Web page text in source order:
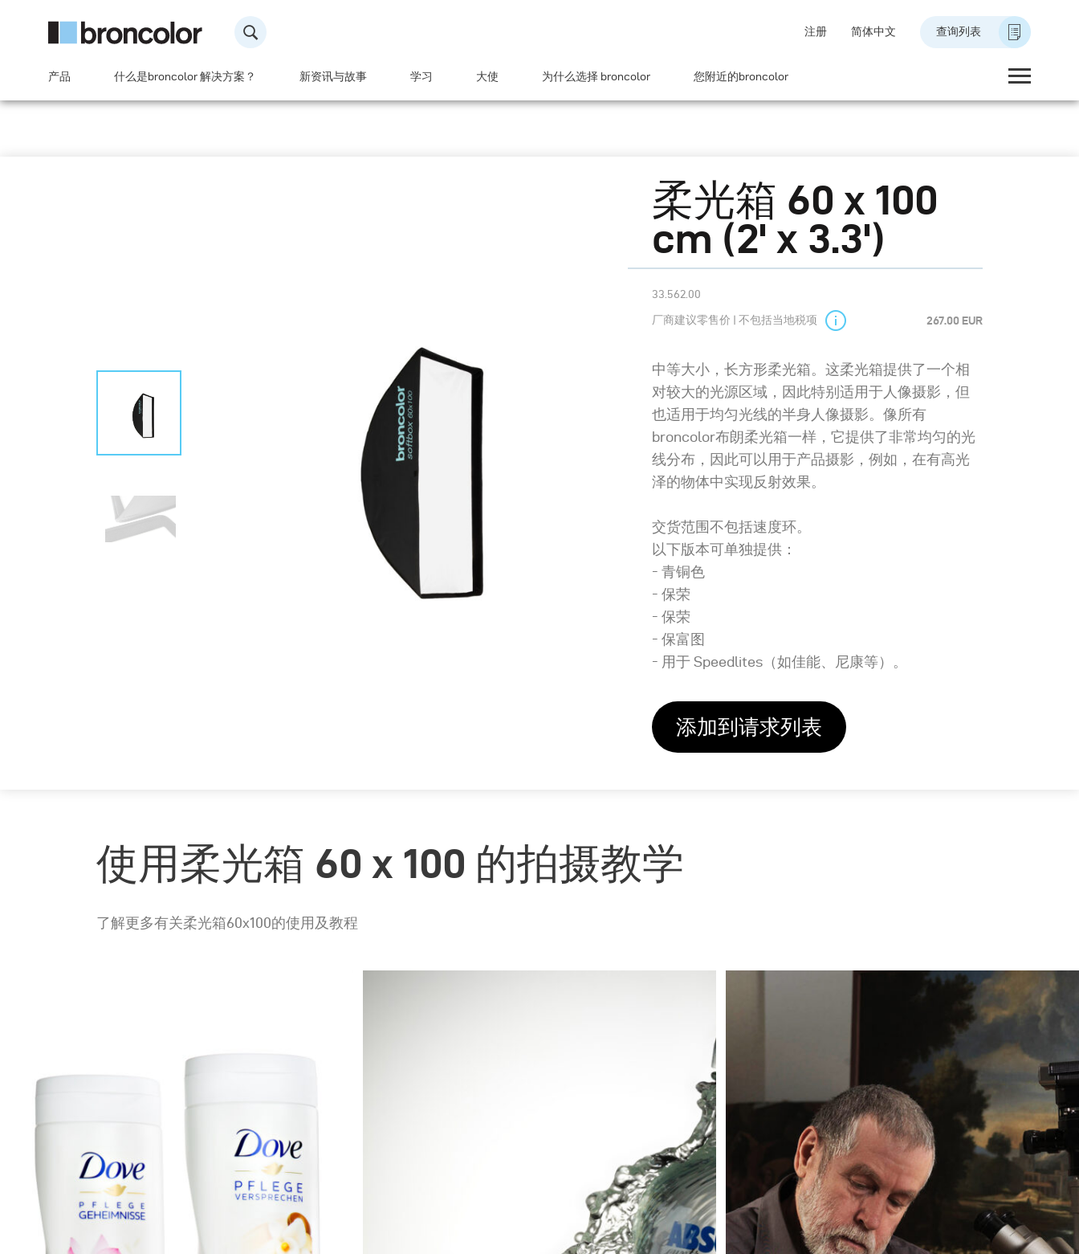
注册 简体中文 查询列表
产品 什么是broncolor 解决方案？ 新资讯与故事 学习 大使 为什么选择 broncolor 您附近的broncolor
柔光箱 60 x 100
cm (2' x 3.3')
33.562.00
厂商建议零售价 | 不包括当地税项 267.00 EUR
中等大小，长方形柔光箱。这柔光箱提供了一个相
对较大的光源区域，因此特别适用于人像摄影，但
也适用于均匀光线的半身人像摄影。像所有
broncolor布朗柔光箱一样，它提供了非常均匀的光
线分布，因此可以用于产品摄影，例如，在有高光
泽的物体中实现反射效果。
交货范围不包括速度环。
以下版本可单独提供：
- 青铜色
- 保荣
- 保荣
- 保富图
- 用于 Speedlites（如佳能、尼康等）。
添加到请求列表
使用柔光箱 60 x 100 的拍摄教学
了解更多有关柔光箱60x100的使用及教程